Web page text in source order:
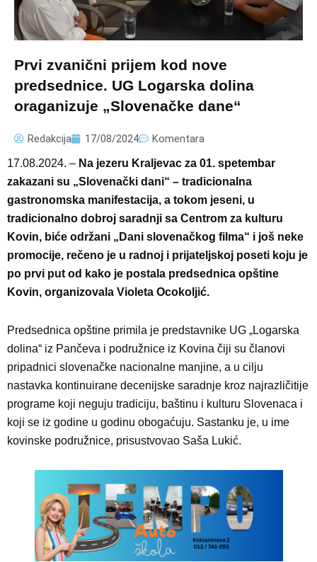
Prvi zvanični prijem kod nove
predsednice. UG Logarska dolina
oraganizuje „Slovenačke dane“
Redakcija 17/08/2024 Komentara
17.08.2024. – Na jezeru Kraljevac za 01. spetembar
zakazani su „Slovenački dani“ – tradicionalna
gastronomska manifestacija, a tokom jeseni, u
tradicionalno dobroj saradnji sa Centrom za kulturu
Kovin, biće održani „Dani slovenačkog filma“ i još neke
promocije, rečeno je u radnoj i prijateljskoj poseti koju je
po prvi put od kako je postala predsednica opštine
Kovin, organizovala Violeta Ocokoljić.
Predsednica opštine primila je predstavnike UG „Logarska
dolina“ iz Pančeva i podružnice iz Kovina čiji su članovi
pripadnici slovenačke nacionalne manjine, a u cilju
nastavka kontinuirane decenijske saradnje kroz najrazličitije
programe koji neguju tradiciju, baštinu i kulturu Slovenaca i
koji se iz godine u godinu obogaćuju. Sastanku je, u ime
kovinske podružnice, prisustvovao Saša Lukić.